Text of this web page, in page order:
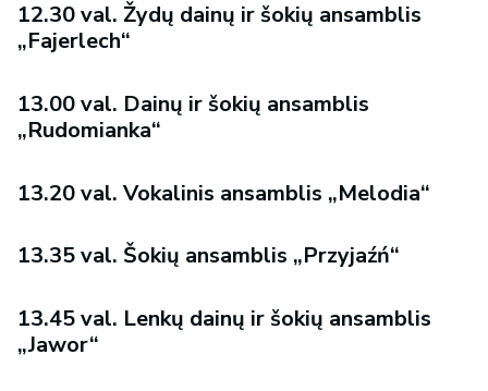
12.30 val. Žydų dainų ir šokių ansamblis
„Fajerlech“
13.00 val. Dainų ir šokių ansamblis
„Rudomianka“
13.20 val. Vokalinis ansamblis „Melodia“
13.35 val. Šokių ansamblis „Przyjaźń“
13.45 val. Lenkų dainų ir šokių ansamblis
„Jawor“